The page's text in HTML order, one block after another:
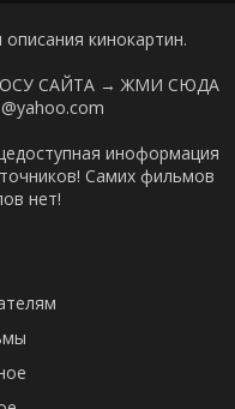
кинокартин.
САЙТА → ЖМИ СЮДА
иноформация
Самих фильмов
нет!